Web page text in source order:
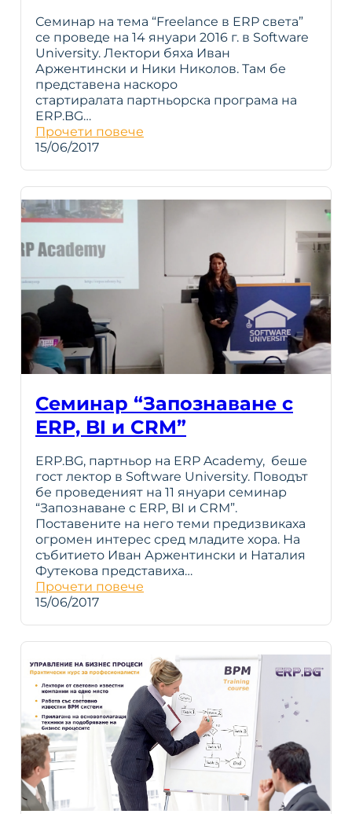
Семинар на тема “Freelance в ERP света”
се проведе на 14 януари 2016 г. в Software
University. Лектори бяха Иван
Аржентински и Ники Николов. Там бе
представена наскоро
стартиралата партньорска програма на
ERP.BG…
Прочети повече
15/06/2017
Семинар “Запознаване с
ERP, BI и CRM”
ERP.BG, партньор на ERP Academy, беше
гост лектор в Software University. Поводът
бе проведеният на 11 януари семинар
“Запознаване с ERP, BI и CRM”.
Поставените на него теми предизвикаха
огромен интерес сред младите хора. На
събитието Иван Аржентински и Наталия
Футекова предстaвиха…
Прочети повече
15/06/2017